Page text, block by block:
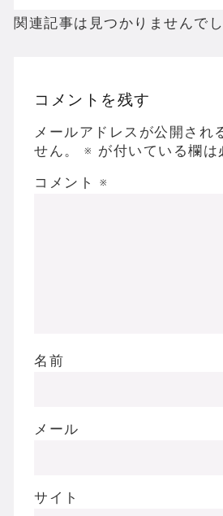
【聖剣伝説3】リースと
Powered by livedoor 相互
関連記事は見つかりませんでし
コメントを残す
メールアドレスが公開され
せん。
※ が付いている欄は
コメント ※
名前
メール
サイト